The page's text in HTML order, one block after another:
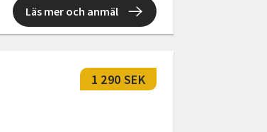
Läs mer och anmäl
1 290 SEK